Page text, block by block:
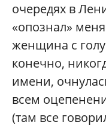
очередях в
«опознал»
женщина с
конечно,
имени,
всем
(там все